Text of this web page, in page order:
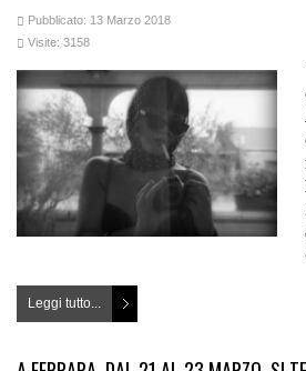
Pubblicato: 13 Marzo 2018
Visite: 3158
Leggi tutto...